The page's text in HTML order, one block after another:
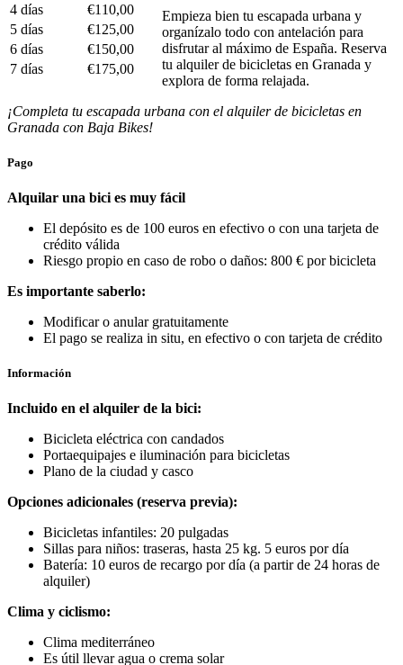
4 días
€110,00
5 días
€125,00
6 días
€150,00
7 días
€175,00
Empieza bien tu escapada urbana y
organízalo todo con antelación para
disfrutar al máximo de España. Reserva
tu alquiler de bicicletas en Granada y
explora de forma relajada.
¡Completa tu escapada urbana con el alquiler de bicicletas en
Granada con Baja Bikes!
Pago
Alquilar una bici es muy fácil
El depósito es de 100 euros en efectivo o con una tarjeta de
crédito válida
Riesgo propio en caso de robo o daños: 800 € por bicicleta
Es importante saberlo:
Modificar o anular gratuitamente
El pago se realiza in situ, en efectivo o con tarjeta de crédito
Información
Incluido en el alquiler de la bici:
Bicicleta eléctrica con candados
Portaequipajes e iluminación para bicicletas
Plano de la ciudad y casco
Opciones adicionales (reserva previa):
Bicicletas infantiles: 20 pulgadas
Sillas para niños: traseras, hasta 25 kg. 5 euros por día
Batería: 10 euros de recargo por día (a partir de 24 horas de
alquiler)
Clima y ciclismo:
Clima mediterráneo
Es útil llevar agua o crema solar